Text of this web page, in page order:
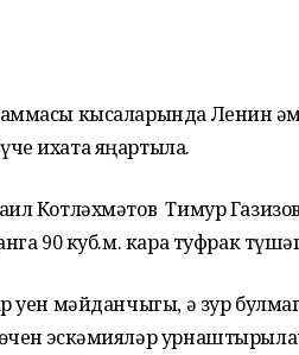
кысаларында Ленин
ихата яңартыла.
Котләхмәтов Тимур
90 куб.м. кара туфрак
уен мәйданчыгы, ә зур
эскәмияләр